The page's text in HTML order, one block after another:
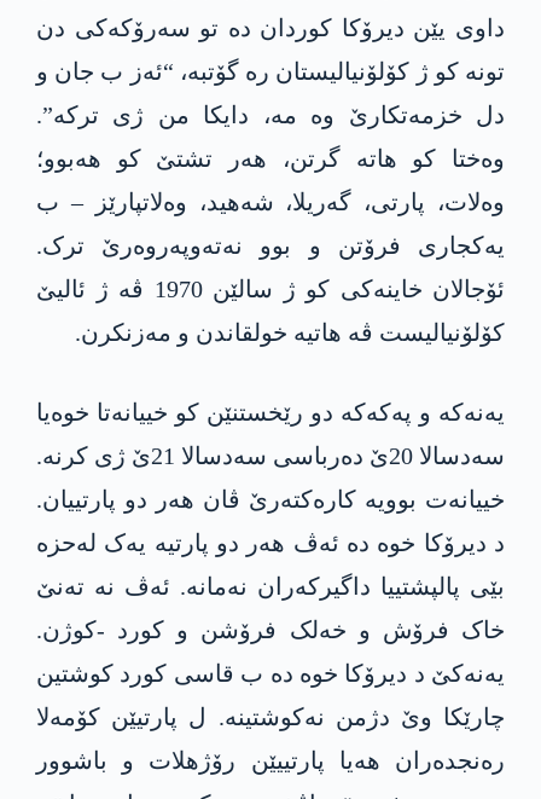
داوی یێن دیرۆکا کوردان دە تو سەرۆکەکی دن
تونە کو ژ کۆلۆنیالیستان رە گۆتبە، “ئەز ب جان و
دل خزمەتکارێ وە مە، دایکا من ژی ترکە”.
وەختا کو ھاتە گرتن، ھەر تشتێ کو ھەبوو؛
وەلات، پارتی، گەریلا، شەھید، وەلاتپارێز – ب
یەکجاری فرۆتن و بوو نەتەوپەروەرێ ترک.
ئۆجالان خاینەکی کو ژ سالێن 1970 ڤە ژ ئالیێ
کۆلۆنیالیست ڤە ھاتیە خولقاندن و مەزنکرن.
یەنەکە و پەکەکە دو رێخستنێن کو خییانەتا خوەیا
سەدسالا 20ێ دەرباسی سەدسالا 21ێ ژی کرنە.
خییانەت بوویە کارەکتەرێ ڤان ھەر دو پارتییان.
د دیرۆکا خوە دە ئەڤ ھەر دو پارتیە یەک لەحزە
بێی پالپشتییا داگیرکەران نەمانە. ئەڤ نە تەنێ
خاک فرۆش و خەلک فرۆشن و کورد -کوژن.
یەنەکێ د دیرۆکا خوە دە ب قاسی کورد کوشتین
چارێکا وێ دژمن نەکوشتینە. ل پارتیێن کۆمەلا
رەنجدەران ھەیا پارتییێن رۆژھلات و باشوور